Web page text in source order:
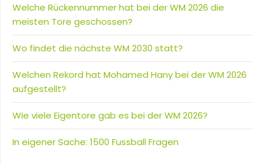
Welche Rückennummer hat bei der WM 2026 die
meisten Tore geschossen?
Wo findet die nächste WM 2030 statt?
Welchen Rekord hat Mohamed Hany bei der WM 2026
aufgestellt?
Wie viele Eigentore gab es bei der WM 2026?
In eigener Sache: 1500 Fussball Fragen